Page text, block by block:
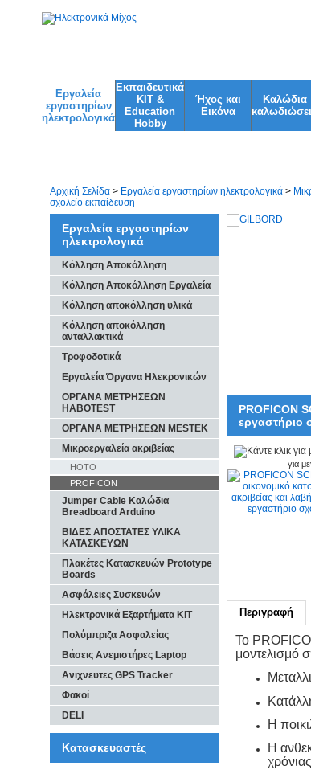
Εργαλεία
εργαστηρίων
ηλεκτρολογικά
Εκπαιδευτικά
KIT &
Education
Ηobby
Ήχος και
Εικόνα
Kαλώδια
Αρχική Σελίδα > Εργαλεία εργαστηρίων ηλεκτρολογικά >
σχολείο εκπαίδευση
PROFICON
εργαστήριο
για
Περιγραφή
Το
μοντελισμό
Η
Η
χρόνιας
Εργαλεία εργαστηρίων
ηλεκτρολογικά
Κόλληση Αποκόλληση
Κόλληση Αποκόλληση Εργαλεία
Κόλληση αποκόλληση υλικά
Κόλληση αποκόλληση
ανταλλακτικά
Τροφοδοτικά
Εργαλεία Όργανα Ηλεκρονικών
ΟΡΓΑΝΑ ΜΕΤΡΗΣΕΩΝ
HABOTEST
ΟΡΓΑΝΑ ΜΕΤΡΗΣΕΩΝ MESTEK
Μικροεργαλεία ακριβείας
HOTO
PROFICON
Jumper Cable Καλώδια
Breadboard Arduino
ΒΙΔΕΣ ΑΠΟΣΤΑΤΕΣ ΥΛΙΚΑ
ΚΑΤΑΣΚΕΥΩΝ
Πλακέτες Κατασκευών Prototype
Boards
Ασφάλειες Συσκευών
Ηλεκτρονικά Εξαρτήματα KIT
Πολύμπριζα Ασφαλείας
Βάσεις Ανεμιστήρες Laptop
Ανιχνευτες GPS Tracker
Φακοί
DELI
Κατασκευαστές